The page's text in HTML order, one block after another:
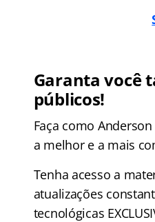
Garanta você
públicos!
Faça como
a melhor e a mais
Tenha acesso a
atualizações
tecnológicas